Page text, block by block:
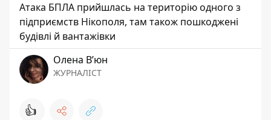
Атака БПЛА прийшлась на територію одного з
підприємств Нікополя, там також пошкоджені
будівлі й вантажівки
Олена Вʼюн
ЖУРНАЛІСТ
👍